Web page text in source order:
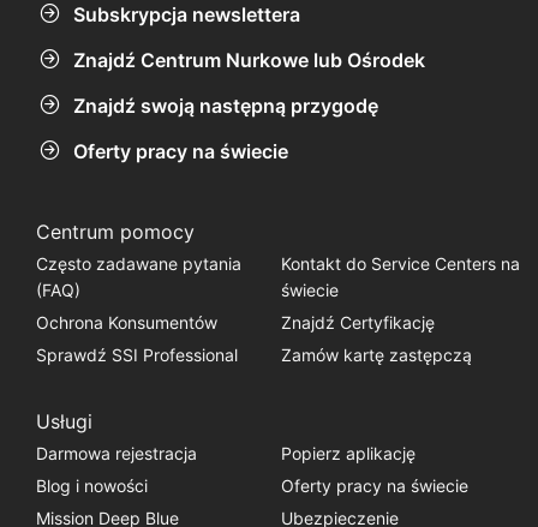
Subskrypcja newslettera
Znajdź Centrum Nurkowe lub Ośrodek
Znajdź swoją następną przygodę
Oferty pracy na świecie
Centrum pomocy
Często zadawane pytania
(FAQ)
Kontakt do Service Centers na
świecie
Ochrona Konsumentów
Znajdź Certyfikację
Sprawdź SSI Professional
Zamów kartę zastępczą
Usługi
Darmowa rejestracja
Popierz aplikację
Blog i nowości
Oferty pracy na świecie
Mission Deep Blue
Ubezpieczenie